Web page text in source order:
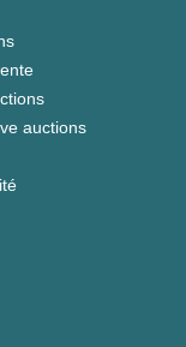
auctions